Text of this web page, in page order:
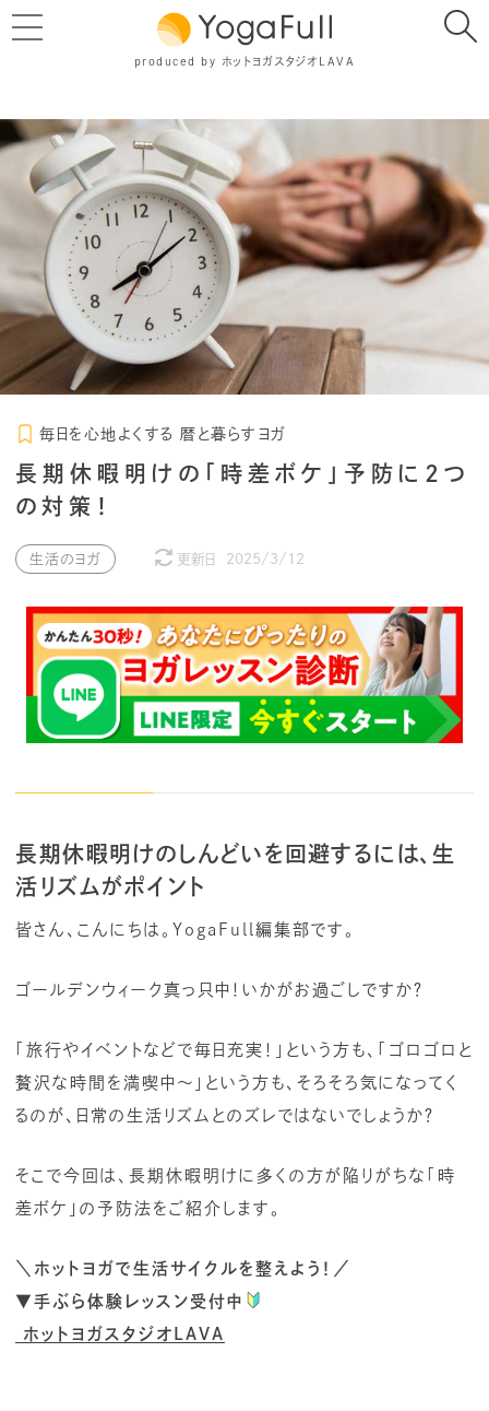
produced by ホットヨガスタジオLAVA
毎日を心地よくする 暦と暮らすヨガ
長期休暇明けの「時差ボケ」予防に2つ
の対策！
生活のヨガ 更新日 2025/3/12
長期休暇明けのしんどいを回避するには、生
活リズムがポイント
皆さん、こんにちは。YogaFull編集部です。
ゴールデンウィーク真っ只中！いかがお過ごしですか？
「旅行やイベントなどで毎日充実！」という方も、「ゴロゴロと
贅沢な時間を満喫中～」という方も、そろそろ気になってく
るのが、日常の生活リズムとのズレではないでしょうか？
そこで今回は、長期休暇明けに多くの方が陥りがちな「時
差ボケ」の予防法をご紹介します。
＼ホットヨガで生活サイクルを整えよう！／
▼手ぶら体験レッスン受付中
ホットヨガスタジオLAVA